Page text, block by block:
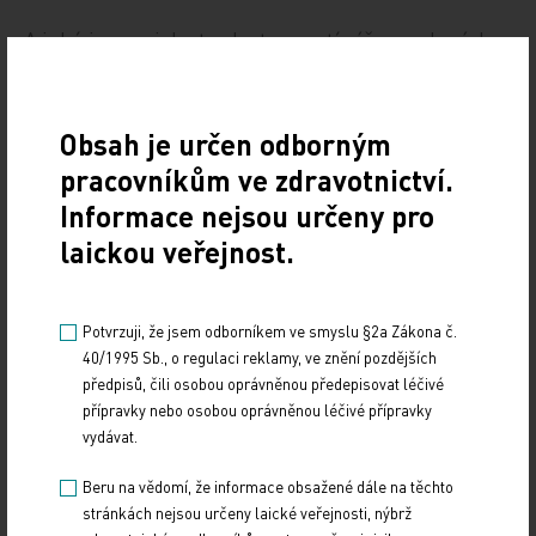
A jaká je souvislost s dostupností výše uvedených
Možnost zkráceného pracovního úvazku má 87
procent primárně pečujících osob, které ho
považují za přínosný pro slaďování rodinného
a profesního života a změnu zaměstnavatele
neplánují. Těm, kteří změnu plánují, je dostupný
bodů méně. Flexibilní pracovní dobu nemá
k dispozici 73 procent primárně pečujících osob,
které chtějí změnu, oproti 64 procentům, které ji
také nemají, ale o změně zaměstnavatele
neuvažují,“ uvádějí autorky s tím, že tyto rozdíly lze
vnímat jak na individuální úrovni, tak i v širším
Obsah je určen odborným
pracovníkům ve zdravotnictví.
Informace nejsou určeny pro
laickou veřejnost.
Potvrzuji, že jsem odborníkem ve smyslu §2a Zákona č.
40/1995 Sb., o regulaci reklamy, ve znění pozdějších
předpisů, čili osobou oprávněnou předepisovat léčivé
přípravky nebo osobou oprávněnou léčivé přípravky
vydávat.
Beru na vědomí, že informace obsažené dále na těchto
stránkách nejsou určeny laické veřejnosti, nýbrž